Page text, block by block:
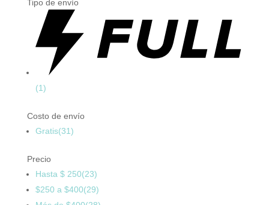
Tipo de envío
(1)
Costo de envío
Gratis(31)
Precio
Hasta $ 250(23)
$250 a $400(29)